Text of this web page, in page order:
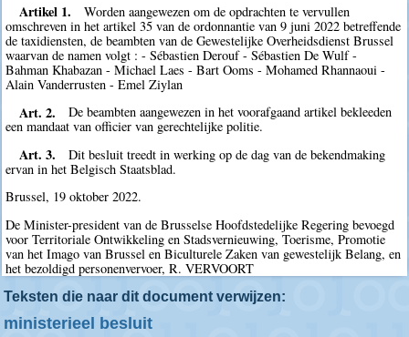
Artikel 1.
Worden aangewezen om de opdrachten te vervullen
omschreven in het artikel 35 van de ordonnantie van 9 juni 2022 betreffende
de taxidiensten, de beambten van de Gewestelijke Overheidsdienst Brussel
waarvan de namen volgt : - Sébastien Derouf - Sébastien De Wulf -
Bahman Khabazan - Michael Laes - Bart Ooms - Mohamed Rhannaoui -
Alain Vanderrusten - Emel Ziylan
Art. 2.
De beambten aangewezen in het voorafgaand artikel bekleeden
een mandaat van officier van gerechtelijke politie.
Art. 3.
Dit besluit treedt in werking op de dag van de bekendmaking
ervan in het Belgisch Staatsblad.
Brussel, 19 oktober 2022.
De Minister-president van de Brusselse Hoofdstedelijke Regering bevoegd
voor Territoriale Ontwikkeling en Stadsvernieuwing, Toerisme, Promotie
van het Imago van Brussel en Biculturele Zaken van gewestelijk Belang, en
het bezoldigd personenvervoer, R. VERVOORT
Teksten die naar dit document verwijzen:
ministerieel besluit